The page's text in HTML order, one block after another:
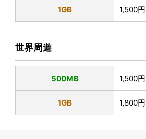
1GB 1,500円
世界周遊
500MB 1,500円
1GB 1,800円